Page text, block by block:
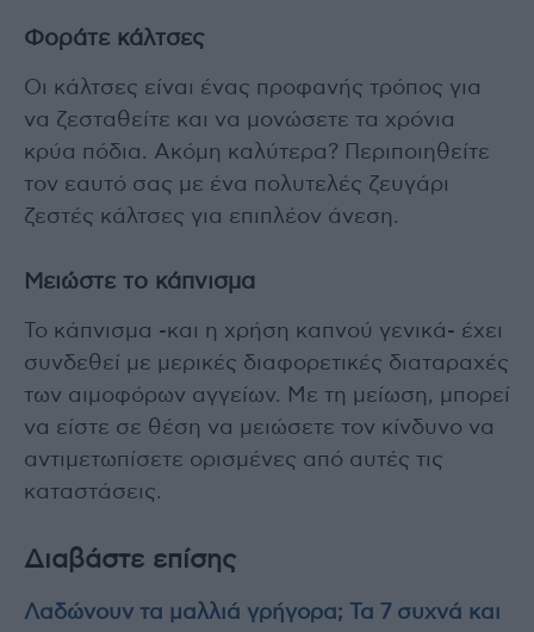
Φοράτε κάλτσες
Οι κάλτσες είναι ένας προφανής τρόπος για
να ζεσταθείτε και να μονώσετε τα χρόνια
κρύα πόδια. Ακόμη καλύτερα? Περιποιηθείτε
τον εαυτό σας με ένα πολυτελές ζευγάρι
ζεστές κάλτσες για επιπλέον άνεση.
Μειώστε το κάπνισμα
Το κάπνισμα -και η χρήση καπνού γενικά- έχει
συνδεθεί με μερικές διαφορετικές διαταραχές
των αιμοφόρων αγγείων. Με τη μείωση, μπορεί
να είστε σε θέση να μειώσετε τον κίνδυνο να
αντιμετωπίσετε ορισμένες από αυτές τις
καταστάσεις.
Διαβάστε επίσης
Λαδώνουν τα μαλλιά γρήγορα; Τα 7 συχνά και